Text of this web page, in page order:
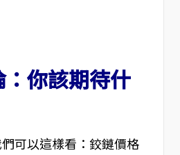
你該期待什
可以這樣看：鉸鏈價格